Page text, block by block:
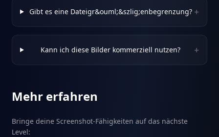
Gibt es eine Dateigr&ouml;&szlig;enbegrenzung? +
Kann ich diese Bilder kommerziell nutzen? +
Mehr erfahren
Bringe deine Screenshot-Fähigkeiten auf das nächste
Level: